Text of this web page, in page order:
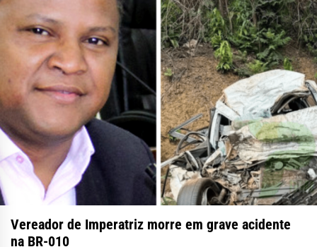
Vereador de Imperatriz morre em grave acidente
na BR-010